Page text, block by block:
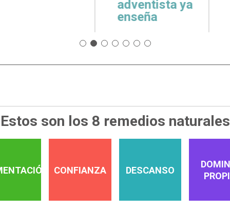
Estos son los 8 remedios naturales
CONFIANZA DESCANSO